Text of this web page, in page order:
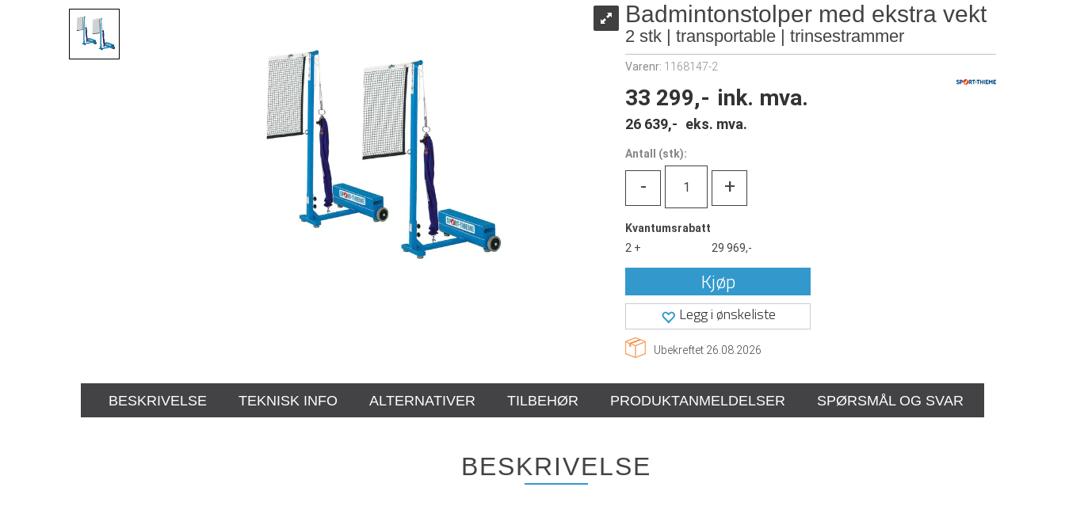
Badmintonstolper med ekstra vekt
2 stk | transportable | trinsestrammer
Varenr: 1168147-2
33 299,- ink. mva.
26 639,- eks. mva.
Antall (stk):
- +
Kvantumsrabatt
2 +
29 969,-
Kjøp
Legg i ønskeliste
Ubekreftet 26.08.2026
BESKRIVELSE TEKNISK INFO ALTERNATIVER TILBEHØR PRODUKTANMELDELSER SPØRSMÅL OG SVAR
BESKRIVELSE